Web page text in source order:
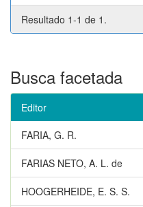
Resultado 1-1 de 1.
Busca facetada
Editor
FARIA, G. R.
FARIAS NETO, A. L. de
HOOGERHEIDE, E. S. S.